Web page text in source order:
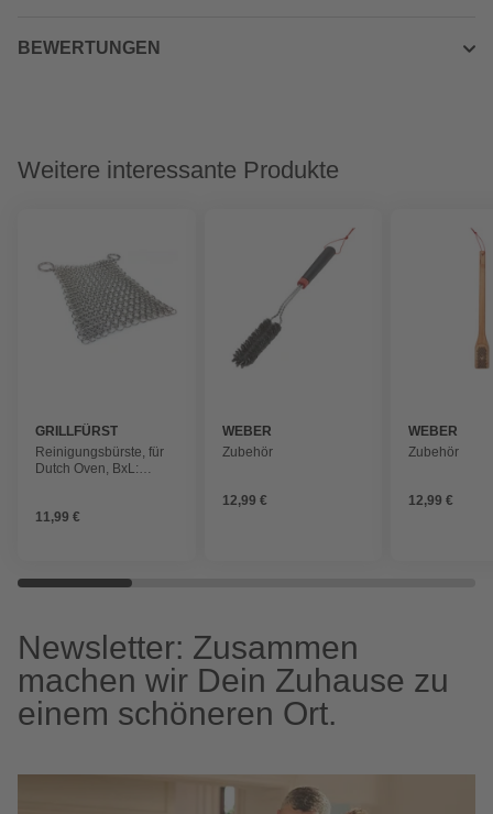
BEWERTUNGEN
Weitere interessante Produkte
GRILLFÜRST
Reinigungsbürste, für
Dutch Oven, BxL:
11,99 €
WEBER
Zubehör
12,99 €
WEBER
Zubehör
12,99 €
Newsletter: Zusammen
machen wir Dein Zuhause zu
einem schöneren Ort.